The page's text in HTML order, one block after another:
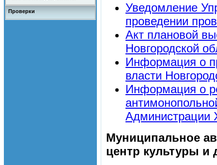
Проверки
Уведомление
проведении
Акт плановой
Новгородской
Информация о
власти
Информация о
Администрации
Муниципальное
центр культуры и